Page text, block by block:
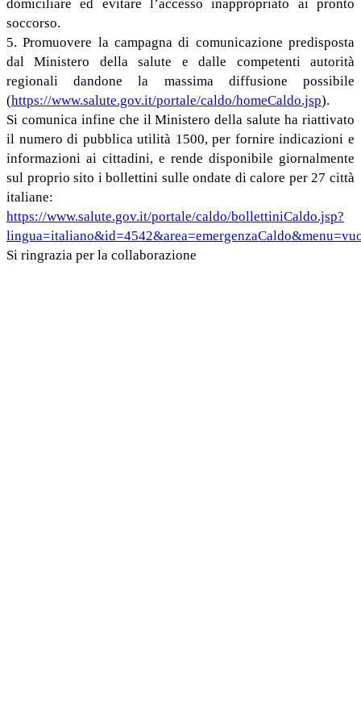
domiciliare ed evitare l’accesso inappropriato ai pronto
soccorso.
5. Promuovere la campagna di comunicazione predisposta
dal Ministero della salute e dalle competenti autorità
regionali dandone la massima diffusione possibile
(https://www.salute.gov.it/portale/caldo/homeCaldo.jsp).
Si comunica infine che il Ministero della salute ha riattivato
il numero di pubblica utilità 1500, per fornire indicazioni e
informazioni ai cittadini, e rende disponibile giornalmente
sul proprio sito i bollettini sulle ondate di calore per 27 città
italiane:
https://www.salute.gov.it/portale/caldo/bollettiniCaldo.jsp?
Si ringrazia per la collaborazione